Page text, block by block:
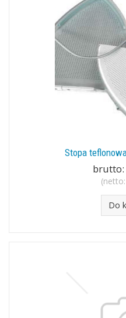
Stopa
brutto:
(netto:
Do